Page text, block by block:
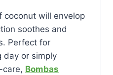
coconut will envelop
soothes and
Perfect for
day or simply
care, Bombas